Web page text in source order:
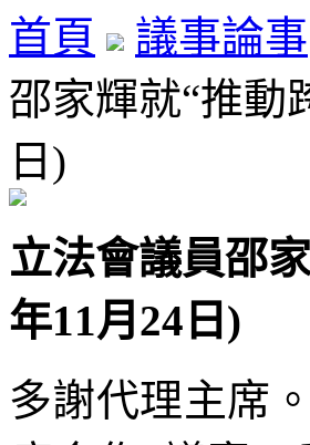
首頁 議事論事
邵家輝就“推動
日)
立法會議員邵
年11月24日)
多謝代理主席